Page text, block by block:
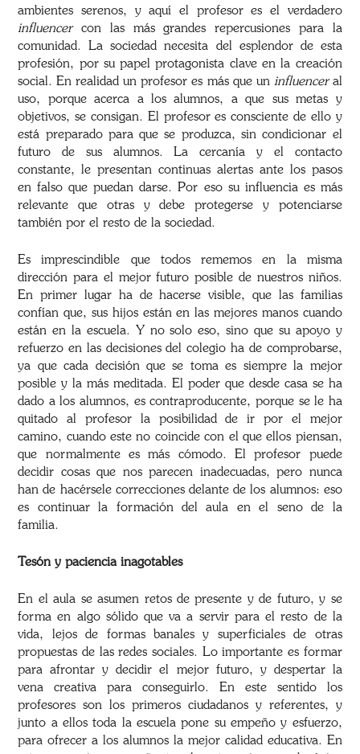
ambientes serenos, y aquí el profesor es el verdadero
influencercon las más grandes repercusiones para la
comunidad. La sociedad necesita del esplendor de esta
profesión, por su papel protagonista clave en la creación
social. En realidad un profesor es más que un influenceral
uso, porque acerca a los alumnos, a que sus metas y
objetivos, se consigan. El profesor es consciente de ello y
está preparado para que se produzca, sin condicionar el
futuro de sus alumnos. La cercanía y el contacto
constante, le presentan continuas alertas ante los pasos
en falso que puedan darse. Por eso su influencia es más
relevante que otras y debe protegerse y potenciarse
también por el resto de la sociedad.
Es imprescindible que todos rememos en la misma
dirección para el mejor futuro posible de nuestros niños.
En primer lugar ha de hacerse visible, que las familias
confían que, sus hijos están en las mejores manos cuando
están en la escuela. Y no solo eso, sino que su apoyo y
refuerzo en las decisiones del colegio ha de comprobarse,
ya que cada decisión que se toma es siempre la mejor
posible y la más meditada. El poder que desde casa se ha
dado a los alumnos, es contraproducente, porque se le ha
quitado al profesor la posibilidad de ir por el mejor
camino, cuando este no coincide con el que ellos piensan,
que normalmente es más cómodo. El profesor puede
decidir cosas que nos parecen inadecuadas, pero nunca
han de hacérsele correcciones delante de los alumnos: eso
es continuar la formación del aula en el seno de la
familia.
Tesón y paciencia inagotables
En el aula se asumen retos de presente y de futuro, y se
forma en algo sólido que va a servir para el resto de la
vida, lejos de formas banales y superficiales de otras
propuestas de las redes sociales. Lo importante es formar
para afrontar y decidir el mejor futuro, y despertar la
vena creativa para conseguirlo. En este sentido los
profesores son los primeros ciudadanos y referentes, y
junto a ellos toda la escuela pone su empeño y esfuerzo,
para ofrecer a los alumnos la mejor calidad educativa. En